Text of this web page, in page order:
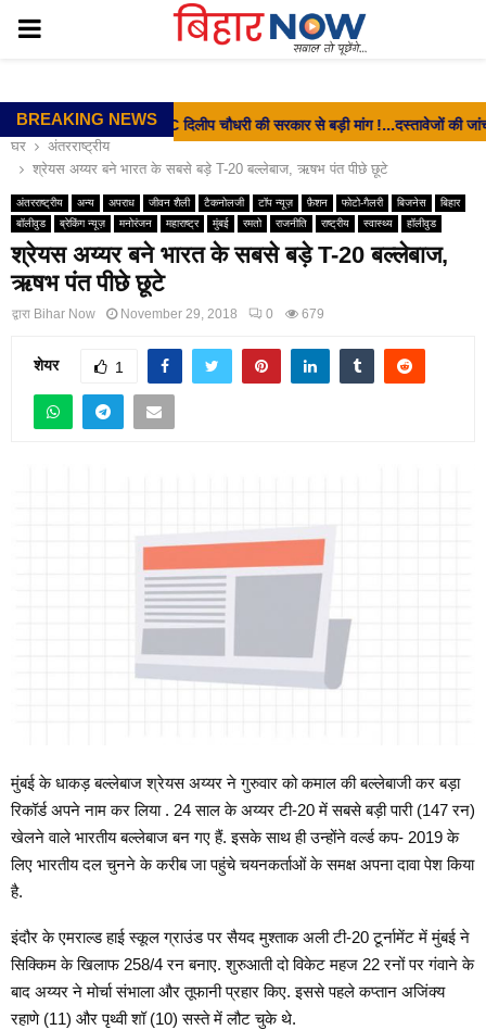
PRIMARY
BREAKING NEWS
⇝ EX- MLC दिलीप चौधरी की सरकार से बड़ी मांग !...दस्तावेजों की जांच
घर
अंतरराष्ट्रीय
श्रेयस अय्यर बने भारत के सबसे बड़े T-20 बल्लेबाज, ऋषभ पंत पीछे छूटे
अंतरराष्ट्रीय अन्य अपराध जीवन शैली टैकनोलजी टॉप न्यूज़ फ़ैशन फोटो-गैलरी बिजनेस
बिहार
बॉलीवुड
ब्रेकिंग न्यूज़ मनोरंजन महाराष्ट्र मुंबई रमतो राजनीति राष्ट्रीय स्वास्थ्य हॉलीवुड
श्रेयस अय्यर बने भारत के सबसे बड़े T-20 बल्लेबाज,
ऋषभ पंत पीछे छूटे
द्वारा Bihar Now November 29, 2018 0 679
शेयर 1
मुंबई के धाकड़ बल्लेबाज श्रेयस अय्यर ने गुरुवार को कमाल की बल्लेबाजी कर बड़ा
रिकॉर्ड अपने नाम कर लिया . 24 साल के अय्यर टी-20 में सबसे बड़ी पारी (147 रन)
खेलने वाले भारतीय बल्लेबाज बन गए हैं. इसके साथ ही उन्होंने वर्ल्ड कप- 2019 के
लिए भारतीय दल चुनने के करीब जा पहुंचे चयनकर्ताओं के समक्ष अपना दावा पेश किया
है.
इंदौर के एमराल्ड हाई स्कूल ग्राउंड पर सैयद मुश्ताक अली टी-20 टूर्नामेंट में मुंबई ने
सिक्किम के खिलाफ 258/4 रन बनाए. शुरुआती दो विकेट महज 22 रनों पर गंवाने के
बाद अय्यर ने मोर्चा संभाला और तूफानी प्रहार किए. इससे पहले कप्तान अजिंक्य
रहाणे (11) और पृथ्वी शॉ (10) सस्ते में लौट चुके थे.